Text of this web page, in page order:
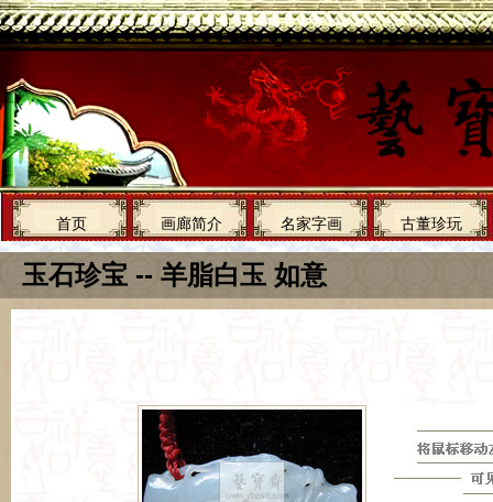
首页 画廊简介 名家字画 古董珍玩
玉石珍宝 -- 羊脂白玉 如意